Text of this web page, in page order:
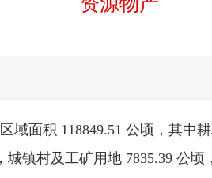
域面积 118849.51 公顷，其中
城镇村及工矿用地 7835.39 公